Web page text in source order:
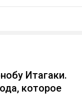
Итагаки.
которое